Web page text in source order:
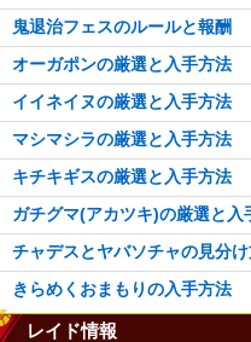
鬼退治フェスのルールと報酬
オーガポンの厳選と入手方法
イイネイヌの厳選と入手方法
マシマシラの厳選と入手方法
キチキギスの厳選と入手方法
ガチグマ(アカツキ)の厳選と入
チャデスとヤバソチャの見分
きらめくおまもりの入手方法
レイド情報